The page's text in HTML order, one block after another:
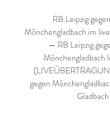
RB Leipzig
Mönchengladbach im
— RB Leipzig
Mönchengladbach
gegen
Gladbach